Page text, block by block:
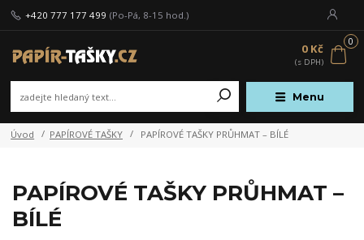
Menu
+420 777 177 499 (Po-Pá, 8-15 hod.)
0
0 Kč
Úvod PAPÍROVÉ TAŠKY PAPÍROVÉ TAŠKY PRŮHMAT – BÍLÉ
PAPÍROVÉ TAŠKY PRŮHMAT –
BÍLÉ